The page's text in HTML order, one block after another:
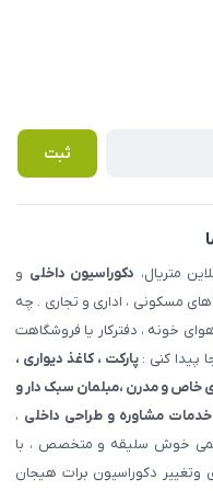
ثبت
متریال، دکوراسیون داخلی و
مسکونی ، اداری و تجاری . چه
خونه ، دفترکار یا فروشگاهت
پیدا کنی :پارکت ، کاغذ دیواری ،
خاص و مدرن ،مبلمان سبک دار و
خدمات مشاوره و طراحی داخلی ،
خوش سلیقه و متخصص ، با
دکوراسیون برات هیجان